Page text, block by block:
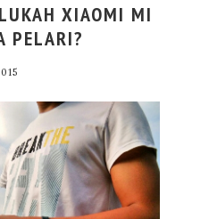
XIAOMI MI
PELARI?